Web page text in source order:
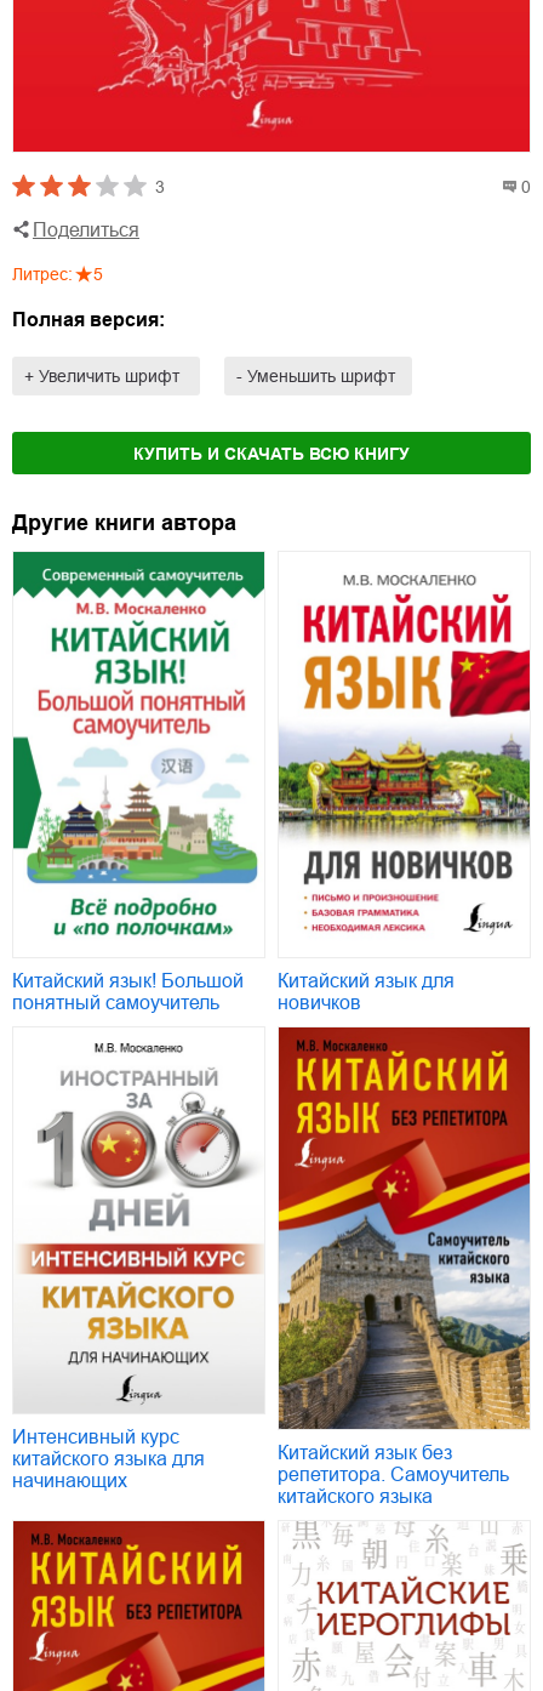
3 0
Поделиться
Литрес: 5
Полная версия:
+ Увеличить шрифт - Уменьшить шрифт
КУПИТЬ И СКАЧАТЬ ВСЮ КНИГУ
Другие книги автора
Китайский язык! Большой
понятный самоучитель
Китайский язык для
новичков
Интенсивный курс
китайского языка для
начинающих
Китайский язык без
репетитора. Самоучитель
китайского языка